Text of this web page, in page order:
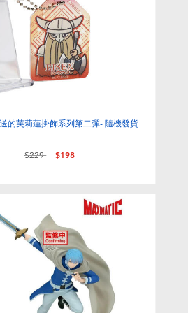
的芙莉蓮掛飾系列第二彈- 隨機發貨
價格從
$229至 $198